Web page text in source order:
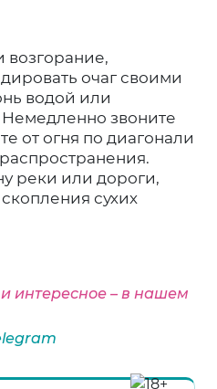
возгорание,
очаг своими
водой или
звоните
от огня по диагонали
реки или дороги,
сухих
интересное – в нашем